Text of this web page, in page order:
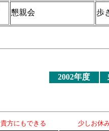
懇親会 歩
2002年度
貴方にもできる
少しお休